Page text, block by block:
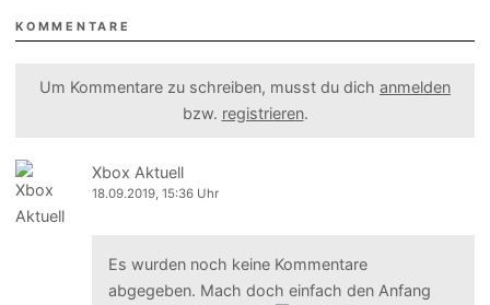
KOMMENTARE
Um Kommentare zu schreiben, musst du dich anmelden
bzw. registrieren.
Xbox Aktuell
18.09.2019, 15:36 Uhr
Es wurden noch keine Kommentare
abgegeben. Mach doch einfach den Anfang